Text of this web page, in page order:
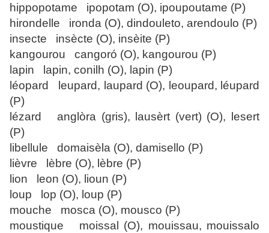
hippopotame ipopotam (O), ipoupoutame (P)
hirondelle ironda (O), dindouleto, arendoulo (P)
insecte insècte (O), insèite (P)
kangourou cangoró (O), kangourou (P)
lapin lapin, conilh (O), lapin (P)
léopard leupard, laupard (O), leoupard, léupard
(P)
lézard anglòra (gris), lausèrt (vert) (O), lesert
(P)
libellule domaisèla (O), damisello (P)
lièvre lèbre (O), lèbre (P)
lion leon (O), lioun (P)
loup lop (O), loup (P)
mouche mosca (O), mousco (P)
moustique moissal (O), mouissau, mouissalo